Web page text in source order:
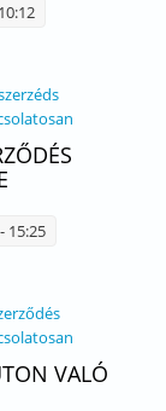
15:25
VALÓ